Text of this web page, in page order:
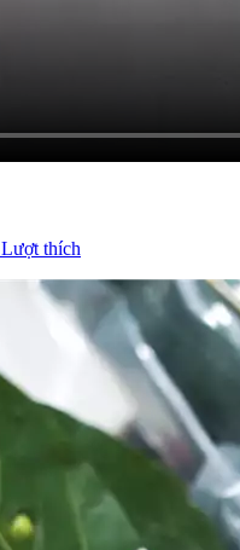
Lượt thích